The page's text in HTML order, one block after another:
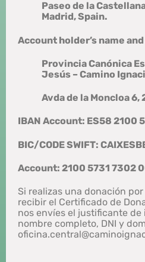
Paseo de la
Madrid, Spain.
Account holder’s name
Provincia Canónica
Jesús – Camino
Avda de la Moncloa
IBAN Account: ES58 2100
BIC/CODE SWIFT:
Account: 2100 5731 7302
Si realizas una donación
recibir el Certificado de
nos envíes el justificante
nombre completo, DNI y